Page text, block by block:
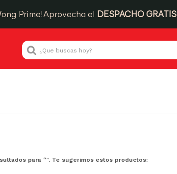
Prime!Aprovecha el DESPACHO GRATIS
¿Que buscas hoy?
para “”. Te sugerimos estos productos: